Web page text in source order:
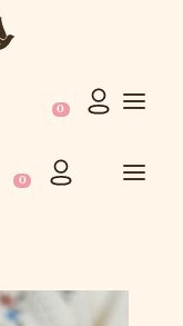
Produkty w
Produkty w koszyku: